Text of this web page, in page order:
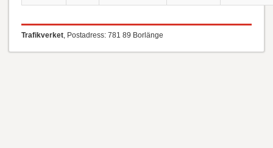
Trafikverket, Postadress: 781 89 Borlänge